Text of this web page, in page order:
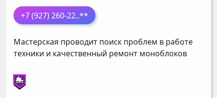
+7 (927) 260-22..**
Мастерская проводит поиск проблем в работе
техники и качественный ремонт моноблоков